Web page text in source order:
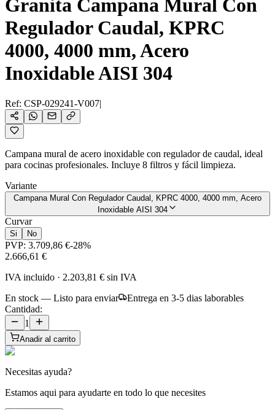
Granita Campana Mural Con
Regulador Caudal, KPRC
4000, 4000 mm, Acero
Inoxidable AISI 304
Ref: CSP-029241-V007|
Campana mural de acero inoxidable con regulador de caudal, ideal
para cocinas profesionales. Incluye 8 filtros y fácil limpieza.
Variante
Campana Mural Con Regulador Caudal, KPRC 4000, 4000 mm, Acero
Inoxidable AISI 304
Curvar
Si No
PVP: 3.709,86 €-28%
2.666,61 €
IVA incluido · 2.203,81 € sin IVA
En stock — Listo para enviar
Entrega en 3-5 dias laborables
Cantidad:
1
Anadir al carrito
Necesitas ayuda?
Estamos aqui para ayudarte en todo lo que necesites